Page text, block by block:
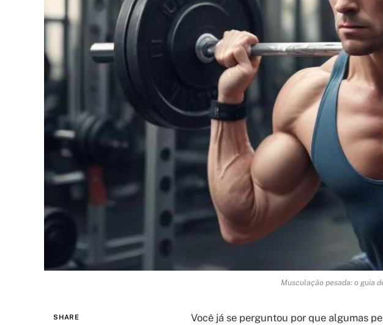
Musculação pesada: o guia
SHARE
Você já se perguntou por que algumas